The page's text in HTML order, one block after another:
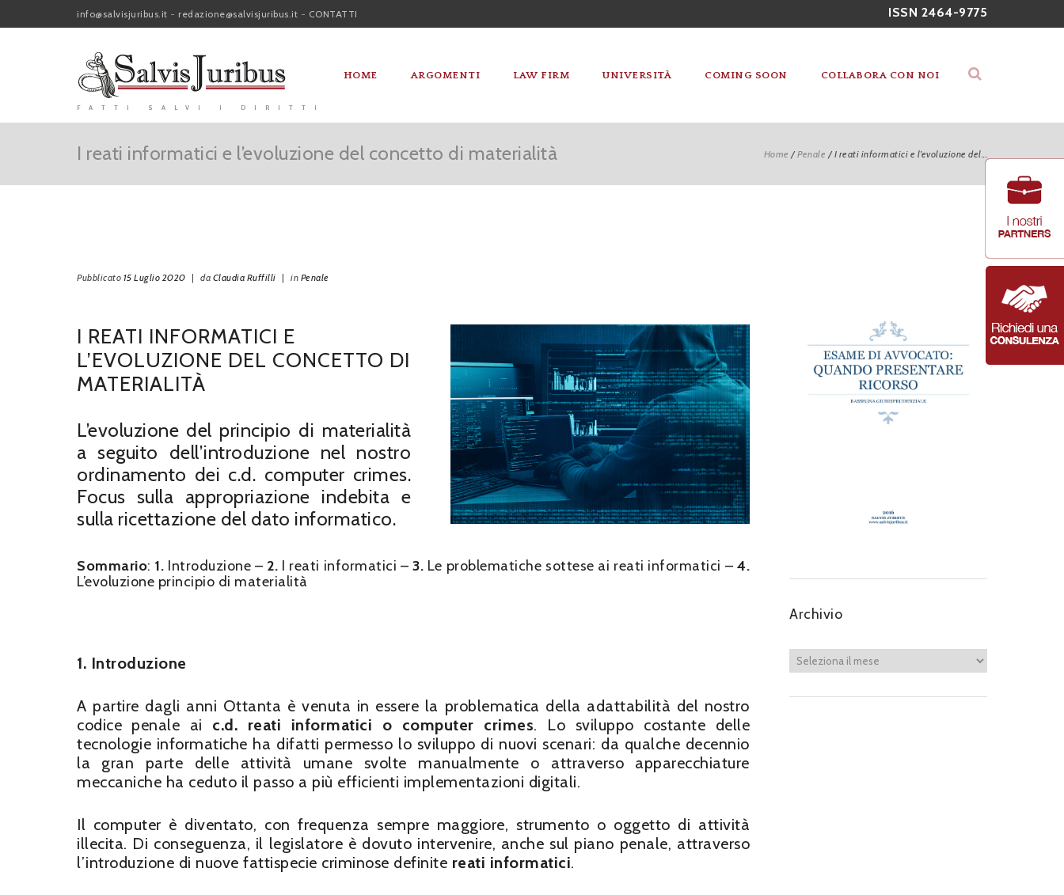
ISSN 2464-9775
info@salvisjuribus.it - redazione@salvisjuribus.it - CONTATTI
FATTI SALVI I DIRITTI
HOME ARGOMENTI LAW FIRM UNIVERSITÀ COMING SOON COLLABORA CON NOI
Home /Penale /I reati informatici e l’evoluzione del...
I reati informatici e l’evoluzione del concetto di materialità
Pubblicato 15 Luglio 2020 | da Claudia Ruffilli | in Penale
I REATI INFORMATICI E
L’EVOLUZIONE DEL CONCETTO DI
MATERIALITÀ
L’evoluzione del principio di materialità
a seguito dell’introduzione nel nostro
ordinamento dei c.d. computer crimes.
Focus sulla appropriazione indebita e
sulla ricettazione del dato informatico.
Sommario: 1. Introduzione – 2. I reati informatici –3. Le problematiche sottese ai reati informatici –4.
L’evoluzione principio di materialità
1. Introduzione
A partire dagli anni Ottanta è venuta in essere la problematica della adattabilità del nostro
codice penale ai c.d. reati informatici o computer crimes. Lo sviluppo costante delle
tecnologie informatiche ha difatti permesso lo sviluppo di nuovi scenari: da qualche decennio
la gran parte delle attività umane svolte manualmente o attraverso apparecchiature
meccaniche ha ceduto il passo a più efficienti implementazioni digitali.
Il computer è diventato, con frequenza sempre maggiore, strumento o oggetto di attività
illecita. Di conseguenza, il legislatore è dovuto intervenire, anche sul piano penale, attraverso
l’introduzione di nuove fattispecie criminose definite reati informatici.
Archivio